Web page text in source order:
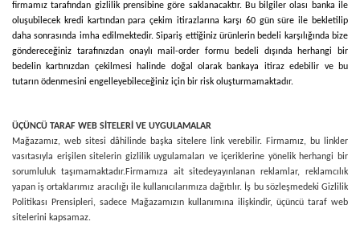
firmamız tarafından gizlilik prensibine göre saklanacaktır. Bu bilgiler olası banka ile
oluşubilecek kredi kartından para çekim itirazlarına karşı 60 gün süre ile bekletilip
daha sonrasında imha edilmektedir. Sipariş ettiğiniz ürünlerin bedeli karşılığında bize
göndereceğiniz tarafınızdan onaylı mail-order formu bedeli dışında herhangi bir
bedelin kartınızdan çekilmesi halinde doğal olarak bankaya itiraz edebilir ve bu
tutarın ödenmesini engelleyebileceğiniz için bir risk oluşturmamaktadır.
ÜÇÜNCÜ TARAF WEB SİTELERİ VE UYGULAMALAR
Mağazamız, web sitesi dâhilinde başka sitelere link verebilir. Firmamız, bu linkler
vasıtasıyla erişilen sitelerin gizlilik uygulamaları ve içeriklerine yönelik herhangi bir
sorumluluk taşımamaktadır.Firmamıza ait sitedeyayınlanan reklamlar, reklamcılık
yapan iş ortaklarımız aracılığı ile kullanıcılarımıza dağıtılır. İş bu sözleşmedeki Gizlilik
Politikası Prensipleri, sadece Mağazamızın kullanımına ilişkindir, üçüncü taraf web
sitelerini kapsamaz.